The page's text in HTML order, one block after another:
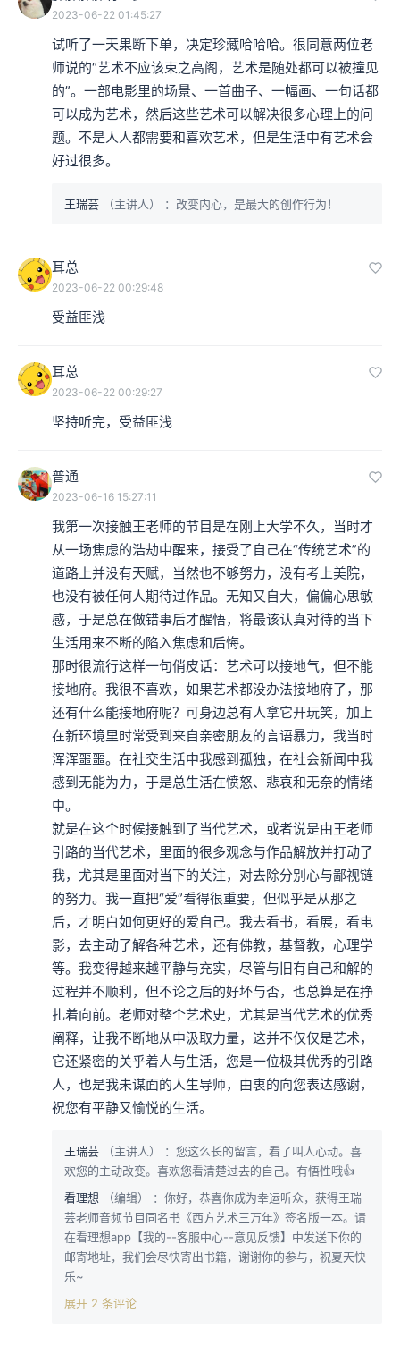
2023-06-22 01:45:27
试听了一天果断下单，决定珍藏哈哈哈。很同意两位老
师说的“艺术不应该束之高阁，艺术是随处都可以被撞见
的”。一部电影里的场景、一首曲子、一幅画、一句话都
可以成为艺术，然后这些艺术可以解决很多心理上的问
题。不是人人都需要和喜欢艺术，但是生活中有艺术会
好过很多。 ​
王瑞芸 （主讲人） ：改变内心，是最大的创作行为！
耳总
2023-06-22 00:29:48
受益匪浅
耳总
2023-06-22 00:29:27
坚持听完，受益匪浅
普通
2023-06-16 15:27:11
我第一次接触王老师的节目是在刚上大学不久，当时才
从一场焦虑的浩劫中醒来，接受了自己在“传统艺术”的
道路上并没有天赋，当然也不够努力，没有考上美院，
也没有被任何人期待过作品。无知又自大，偏偏心思敏
感，于是总在做错事后才醒悟，将最该认真对待的当下
生活用来不断的陷入焦虑和后悔。
那时很流行这样一句俏皮话：艺术可以接地气，但不能
接地府。我很不喜欢，如果艺术都没办法接地府了，那
还有什么能接地府呢？可身边总有人拿它开玩笑，加上
在新环境里时常受到来自亲密朋友的言语暴力，我当时
浑浑噩噩。在社交生活中我感到孤独，在社会新闻中我
感到无能为力，于是总生活在愤怒、悲哀和无奈的情绪
中。
就是在这个时候接触到了当代艺术，或者说是由王老师
引路的当代艺术，里面的很多观念与作品解放并打动了
我，尤其是里面对当下的关注，对去除分别心与鄙视链
的努力。我一直把“爱”看得很重要，但似乎是从那之
后，才明白如何更好的爱自己。我去看书，看展，看电
影，去主动了解各种艺术，还有佛教，基督教，心理学
等。我变得越来越平静与充实，尽管与旧有自己和解的
过程并不顺利，但不论之后的好坏与否，也总算是在挣
扎着向前。老师对整个艺术史，尤其是当代艺术的优秀
阐释，让我不断地从中汲取力量，这并不仅仅是艺术，
它还紧密的关乎着人与生活，您是一位极其优秀的引路
人，也是我未谋面的人生导师，由衷的向您表达感谢，
祝您有平静又愉悦的生活。
王瑞芸 （主讲人）
：您这么长的留言，看了叫人心动。喜
欢您的主动改变。喜欢您看清楚过去的自己。有悟性哦👍
看理想
（编辑）
：你好，恭喜你成为幸运听众，获得王瑞
芸老师音频节目同名书《西方艺术三万年》签名版一本。请
在看理想app【我的--客服中心--意见反馈】中发送下你的
邮寄地址，我们会尽快寄出书籍，谢谢你的参与，祝夏天快
乐~
展开 2 条评论